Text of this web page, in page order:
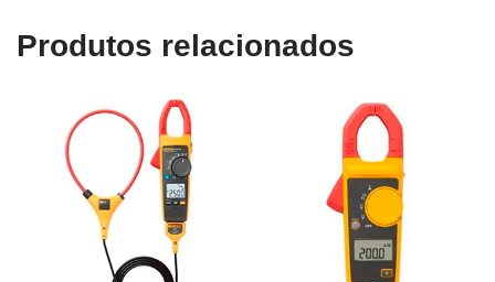
Produtos relacionados